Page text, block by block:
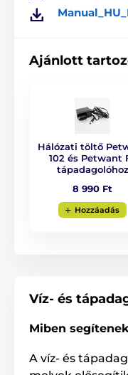
10 - 100 g
Smart
Ajánlott
Hálózati töltő
102 és Petwant
tápadagolóhoz
8 990 Ft
Hozzáadás
Víz- és
Miben
A víz- és